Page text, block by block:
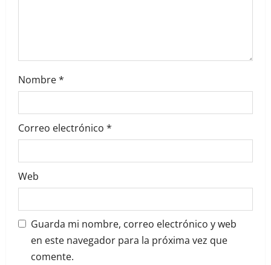
a
d
a
s
Nombre*
Correo electrónico *
Web
Guarda mi nombre, correo electrónico y web
en este navegador para la próxima vez que
comente.